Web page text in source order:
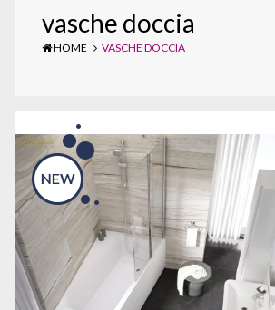
vasche doccia
HOME VASCHE DOCCIA